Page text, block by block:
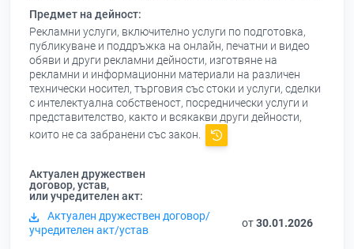
Предмет на дейност:
Рекламни услуги, включително услуги по подготовка,
публикуване и поддръжка на онлайн, печатни и видео
обяви и други рекламни дейности, изготвяне на
рекламни и информационни материали на различен
технически носител, търговия със стоки и услуги, сделки
с интелектуална собственост, посреднически услуги и
представителство, както и всякакви други дейности,
които не са забранени със закон.
Актуален дружествен
договор, устав,
или учредителен акт:
Актуален дружествен договор/
учредителен акт/устав
от30.01.2026